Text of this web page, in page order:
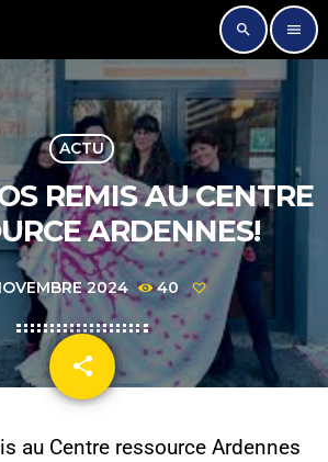
search menu
ACTU
REMIS AU CENTRE
ARDENNES!
2024 40
share
email
au Centre ressource Ardennes